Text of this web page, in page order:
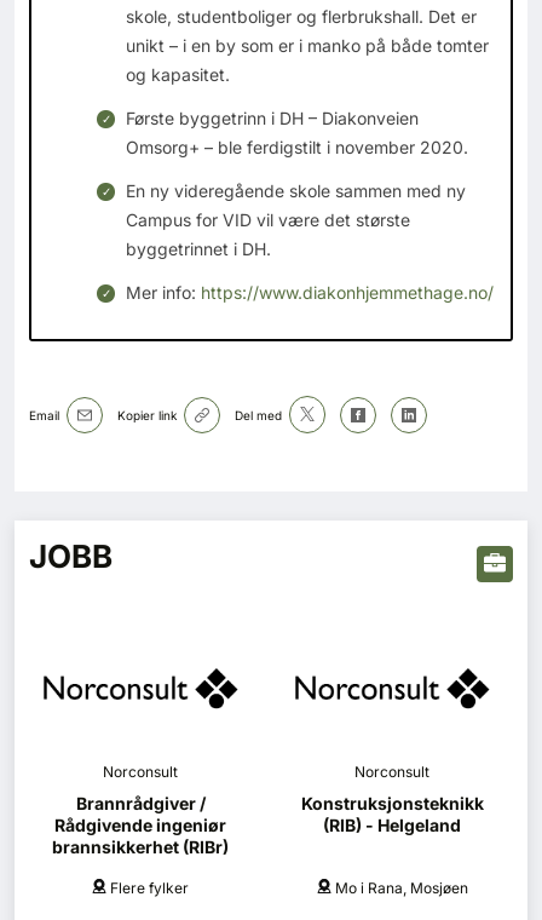
skole, studentboliger og flerbrukshall. Det er
unikt – i en by som er i manko på både tomter
og kapasitet.
Første byggetrinn i DH – Diakonveien
Omsorg+ – ble ferdigstilt i november 2020.
En ny videregående skole sammen med ny
Campus for VID vil være det største
byggetrinnet i DH.
Mer info: https://www.diakonhjemmethage.no/
Email Kopier link Del med
JOBB
Norconsult
Brannrådgiver /
Rådgivende ingeniør
brannsikkerhet (RIBr)
Flere fylker
Norconsult
Konstruksjonsteknikk
(RIB) - Helgeland
Mo i Rana, Mosjøen